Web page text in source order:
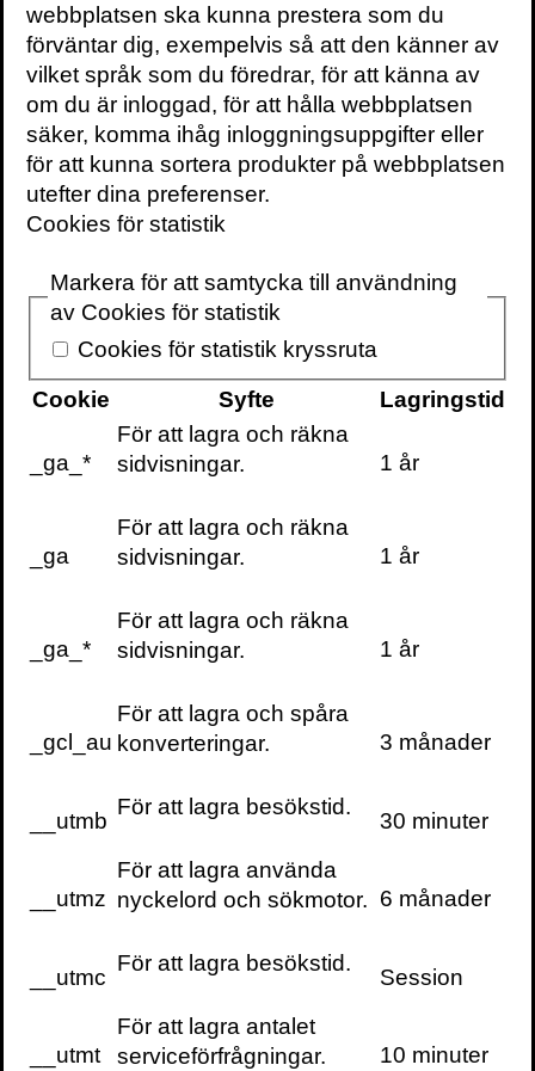
Wim Hof har hyllats av alltifrån äventyraren
Bear Gryllstill den svenska entreprenören
och influencernAlexander Warg-Pärleros
grundare avFramgångspodden.Härkan
du läsa om hur Wim Hof-metoden förändrat
Alexanders liv i grunden. Han skriver bland
annat:
förändra ditt liv. Om du följer hans råd
kommer du att bli en annan människa. Det
är jag hundra procent säker på.”
Martin Wikfalk
, medgrundare till
Mindfulness AppenochBara Yoga
beskriver Wim Hof så här:
”Hur vi andas speglar och påverkar vårt
sinnestillstånd. När man kombinerar
dessutom energinivån och fokus. Wim Hof
har genom sitt outtröttliga arbete och
inspirerande sätt bidragit med att sprida
detta till allt fler människor.”
Skriv ut sidan
För bokning av författaren mejla
speakers@volante.se
webbplatsen ska kunna prestera som du
förväntar dig, exempelvis så att den känner av
vilket språk som du föredrar, för att känna av
om du är inloggad, för att hålla webbplatsen
säker, komma ihåg inloggningsuppgifter eller
för att kunna sortera produkter på webbplatsen
utefter dina preferenser.
Cookies för statistik
Markera för att samtycka till användning
av Cookies för statistik
Cookies för statistik kryssruta
Cookie
Syfte Lagringstid
_ga_*
För att lagra och räkna
sidvisningar.
1 år
_ga
För att lagra och räkna
sidvisningar.
1 år
_ga_*
För att lagra och räkna
sidvisningar.
1 år
_gcl_au
För att lagra och spåra
konverteringar.
3 månader
__utmb
För att lagra besökstid.
30 minuter
__utmz
För att lagra använda
nyckelord och sökmotor. 6 månader
__utmc
För att lagra besökstid.
Session
__utmt
För att lagra antalet
serviceförfrågningar.
10 minuter